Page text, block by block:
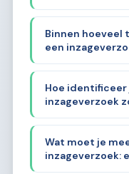
Binnen hoeveel
een
als je dat niet
Hoe
inzageverzoek
gegevens te
Wat moet je
inzageverzoek: